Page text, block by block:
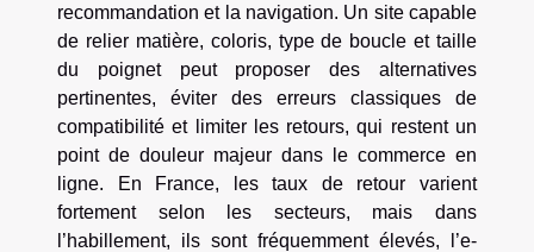
recommandation et la navigation. Un site capable
de relier matière, coloris, type de boucle et taille
du poignet peut proposer des alternatives
pertinentes, éviter des erreurs classiques de
compatibilité et limiter les retours, qui restent un
point de douleur majeur dans le commerce en
ligne. En France, les taux de retour varient
fortement selon les secteurs, mais dans
l’habillement, ils sont fréquemment élevés, l’e-